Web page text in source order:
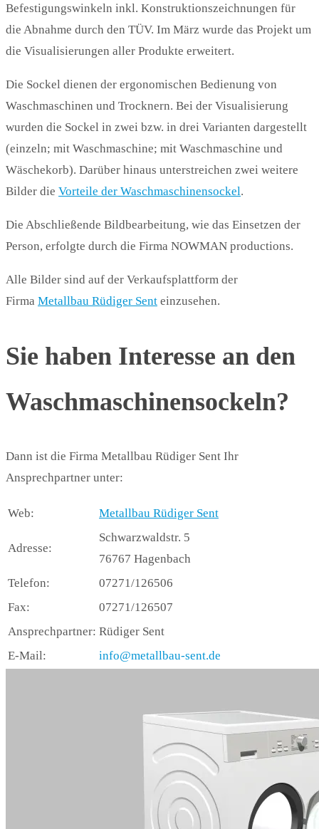
Befestigungswinkeln inkl. Konstruktionszeichnungen für
die Abnahme durch den TÜV. Im März wurde das Projekt um
die Visualisierungen aller Produkte erweitert.
Die Sockel dienen der ergonomischen Bedienung von
Waschmaschinen und Trocknern. Bei der Visualisierung
wurden die Sockel in zwei bzw. in drei Varianten dargestellt
(einzeln; mit Waschmaschine; mit Waschmaschine und
Wäschekorb). Darüber hinaus unterstreichen zwei weitere
Bilder die Vorteile der Waschmaschinensockel.
Die Abschließende Bildbearbeitung, wie das Einsetzen der
Person, erfolgte durch die Firma NOWMAN productions.
Alle Bilder sind auf der Verkaufsplattform der
Firma Metallbau Rüdiger Sent einzusehen.
Sie haben Interesse an den
Waschmaschinensockeln?
Dann ist die Firma Metallbau Rüdiger Sent Ihr
Ansprechpartner unter:
Web: Metallbau Rüdiger Sent
Adresse:
Schwarzwaldstr. 5
76767 Hagenbach
Telefon:
07271/126506
Fax:
07271/126507
Ansprechpartner: Rüdiger Sent
E-Mail:
info@metallbau-sent.de